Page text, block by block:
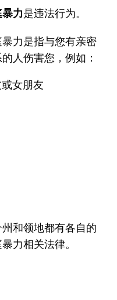
力是违法行为。
力是指与您有亲密
人伤害您，例如：
女朋友
和领地都有各自的
力相关法律。